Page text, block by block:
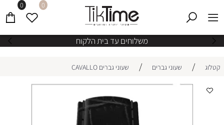
משלוחים עד בית הלקוח
0 0
קטלוג / שעוני גברים / שעוני גברים CAVALLO